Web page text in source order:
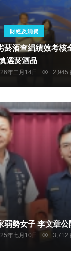
財經及消費
菸酒查緝績效考核
慎選菸酒品
年二月14日 2,945
黃思凱尋獲離家弱
年七月10日 3,712